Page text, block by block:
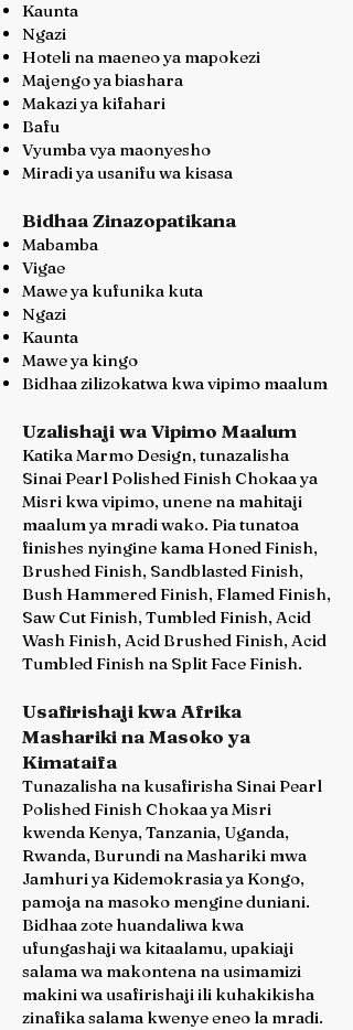
Kaunta
Ngazi
Hoteli na maeneo ya mapokezi
Majengo ya biashara
Makazi ya kifahari
Bafu
Vyumba vya maonyesho
Miradi ya usanifu wa kisasa
Bidhaa Zinazopatikana
Mabamba
Vigae
Mawe ya kufunika kuta
Ngazi
Kaunta
Mawe ya kingo
Bidhaa zilizokatwa kwa vipimo maalum
Uzalishaji wa Vipimo Maalum
Katika Marmo Design, tunazalisha
Sinai Pearl Polished Finish Chokaa ya
Misri kwa vipimo, unene na mahitaji
maalum ya mradi wako. Pia tunatoa
finishes nyingine kama Honed Finish,
Brushed Finish, Sandblasted Finish,
Bush Hammered Finish, Flamed Finish,
Saw Cut Finish, Tumbled Finish, Acid
Wash Finish, Acid Brushed Finish, Acid
Tumbled Finish na Split Face Finish.
Usafirishaji kwa Afrika
Mashariki na Masoko ya
Kimataifa
Tunazalisha na kusafirisha Sinai Pearl
Polished Finish Chokaa ya Misri
kwenda Kenya, Tanzania, Uganda,
Rwanda, Burundi na Mashariki mwa
Jamhuri ya Kidemokrasia ya Kongo,
pamoja na masoko mengine duniani.
Bidhaa zote huandaliwa kwa
ufungashaji wa kitaalamu, upakiaji
salama wa makontena na usimamizi
makini wa usafirishaji ili kuhakikisha
zinafika salama kwenye eneo la mradi.